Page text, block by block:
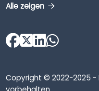
Alle zeigen
Copyright © 2022-2025 -